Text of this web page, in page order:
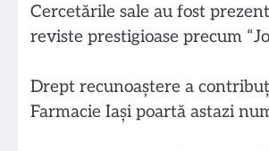
Cercetările sale au fost
reviste prestigioase precum
Drept recunoaștere a
Farmacie Iaşi poartă astazi